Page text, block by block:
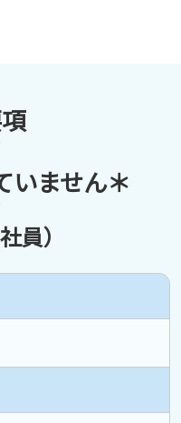
いません＊
員）